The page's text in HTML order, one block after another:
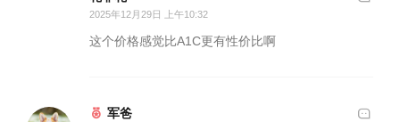
2025年12月29日 上午10:32
这个价格感觉比A1C更有性价比啊
军爸